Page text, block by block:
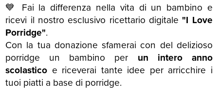
💙 Fai la differenza nella vita di un bambino e
ricevi il nostro esclusivo ricettario digitale"I Love
Porridge".
Con la tua donazione sfamerai con del delizioso
porridge un bambino per un intero anno
scolastico e riceverai tante idee per arricchire i
tuoi piatti a base di porridge.